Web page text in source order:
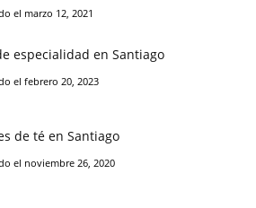
el marzo 12, 2021
especialidad en Santiago
el febrero 20, 2023
de té en Santiago
el noviembre 26, 2020